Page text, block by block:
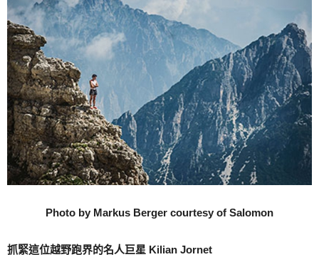
Photo by Markus Berger courtesy of Salomon
抓緊這位越野跑界的名人巨星 Kilian Jornet